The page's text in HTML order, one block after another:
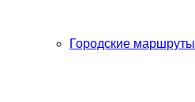
Городские маршруты